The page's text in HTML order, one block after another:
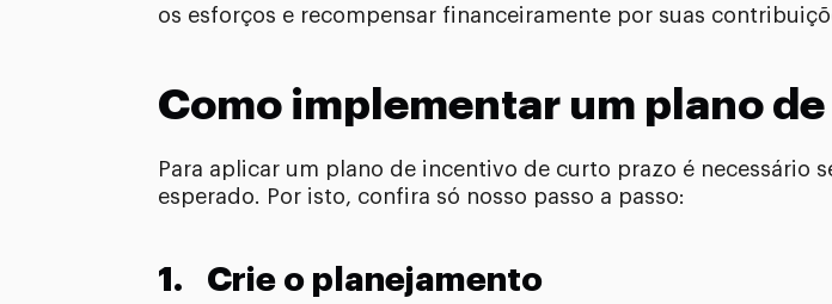
os esforços e recompensar financeiramente por suas
Como implementar um plano
Para aplicar um plano de incentivo de curto prazo é
esperado. Por isto, confira só nosso passo a passo:
1. Crie o planejamento